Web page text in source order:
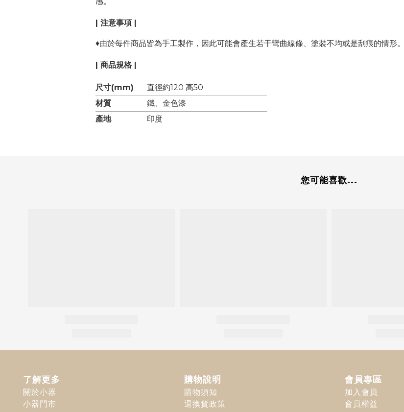
| 注意事項 |
♦由於每件商品皆為手工製作，因此可能會產生若干彎曲線條、塗裝不均或是刮痕的情形
| 商品規格 |
尺寸(mm)
直徑約120 高50
材質
鐵、金色漆
產地 印度
您可能喜歡...
了解更多
關於小器
小器門市
購物說明
購物須知
退換貨政策
會員專區
加入會員
會員權益